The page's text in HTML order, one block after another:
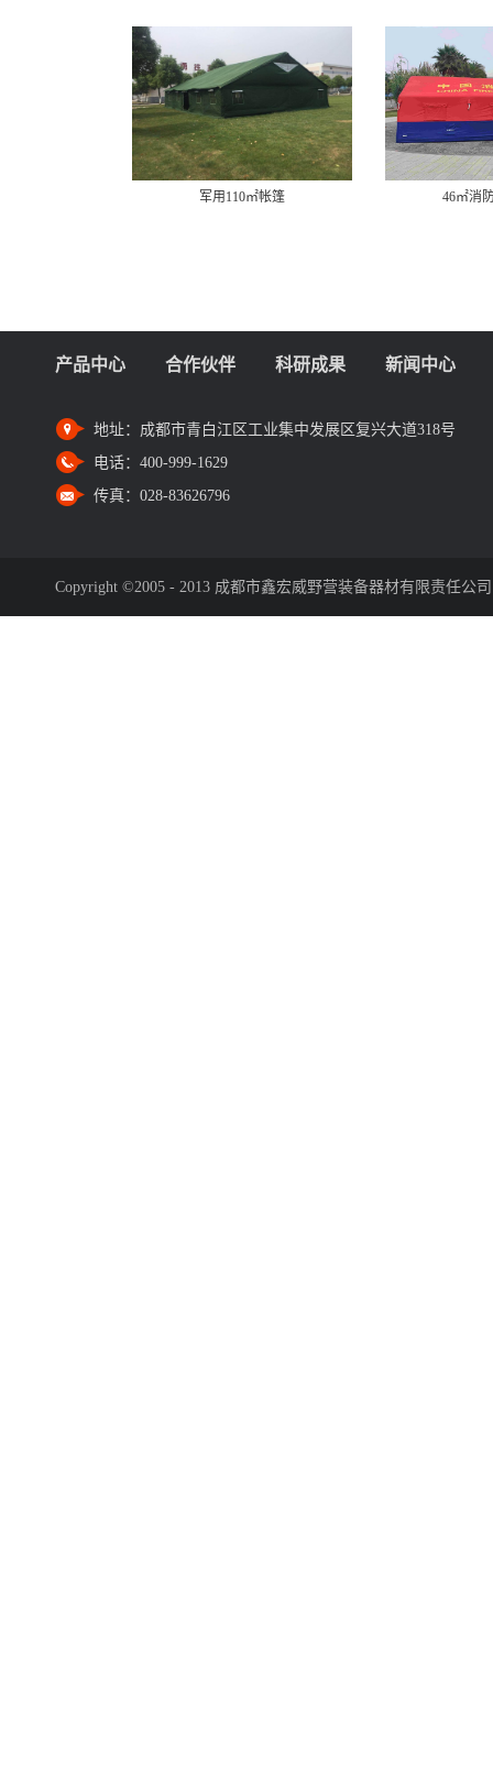
军用110㎡帐篷 46㎡消
产品中心 合作伙伴 科研成果 新闻中心
地址： 成都市青白江区工业集中发展区复兴大道318号
电话： 400-999-1629
传真： 028-83626796
Copyright ©2005 - 2013 成都市鑫宏威野营装备器材有限责任公司